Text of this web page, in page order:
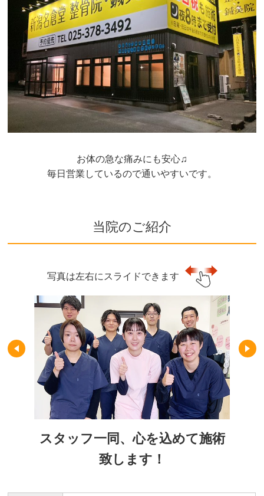
お体の急な痛みにも安心♫
毎日営業しているので通いやすいです。
当院のご紹介
写真は左右にスライドできます
スタッフ一同、心を込めて施術
致します！